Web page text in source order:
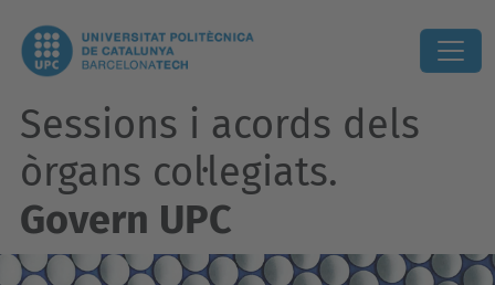
Sessions i acords dels
òrgans col·legiats.
Govern UPC